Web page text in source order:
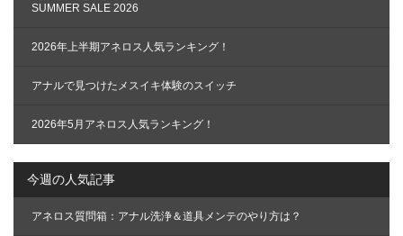
SUMMER SALE 2026
2026年上半期アネロス人気ランキング！
アナルで見つけたメスイキ体験のスイッチ
2026年5月アネロス人気ランキング！
今週の人気記事
アネロス質問箱：アナル洗浄＆道具メンテのやり方は？